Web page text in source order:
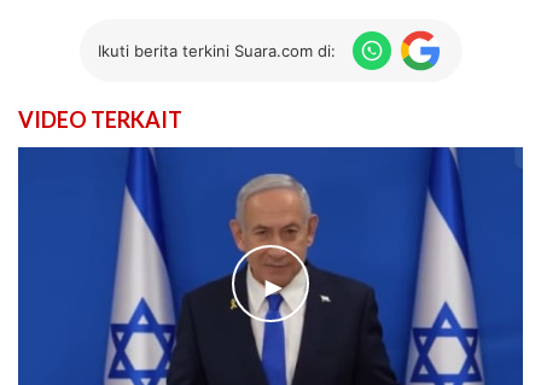
Ikuti berita terkini Suara.com di:
VIDEO TERKAIT
►